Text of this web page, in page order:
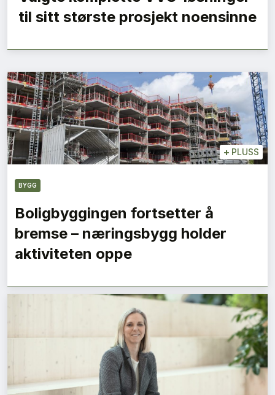
til sitt største prosjekt noensinne
+ PLUSS
BYGG
Boligbyggingen fortsetter å
bremse – næringsbygg holder
aktiviteten oppe